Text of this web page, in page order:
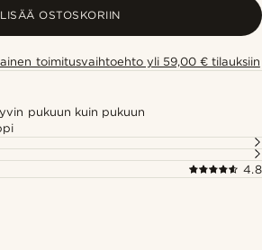
LISÄÄ OSTOSKORIIN
toimitusvaihtoehto yli 59,00 € tilauksiin
pukuun kuin pukuun
4.8